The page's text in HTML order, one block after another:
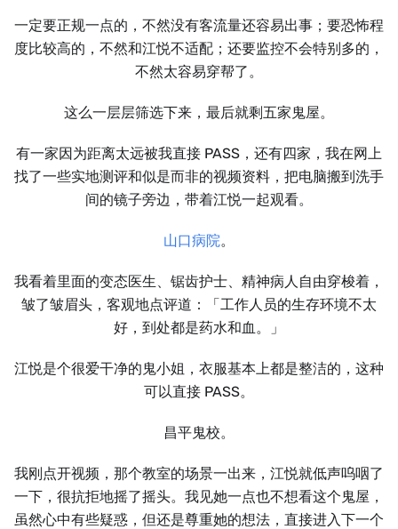
一定要正规一点的，不然没有客流量还容易出事；要恐怖程
度比较高的，不然和江悦不适配；还要监控不会特别多的，
不然太容易穿帮了。
这么一层层筛选下来，最后就剩五家鬼屋。
有一家因为距离太远被我直接 PASS，还有四家，我在网上
找了一些实地测评和似是而非的视频资料，把电脑搬到洗手
间的镜子旁边，带着江悦一起观看。
山口病院。
我看着里面的变态医生、锯齿护士、精神病人自由穿梭着，
皱了皱眉头，客观地点评道：「工作人员的生存环境不太
好，到处都是药水和血。」
江悦是个很爱干净的鬼小姐，衣服基本上都是整洁的，这种
可以直接 PASS。
昌平鬼校。
我刚点开视频，那个教室的场景一出来，江悦就低声呜咽了
一下，很抗拒地摇了摇头。我见她一点也不想看这个鬼屋，
虽然心中有些疑惑，但还是尊重她的想法，直接进入下一个